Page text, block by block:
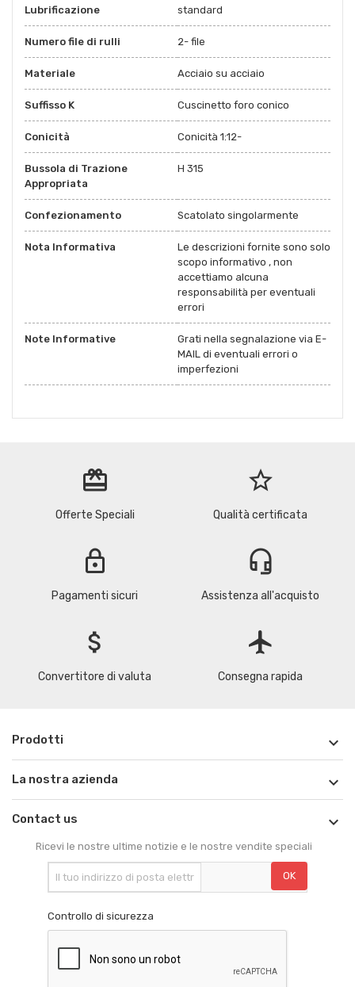
Lubrificazione standard
Numero file di rulli 2- file
Materiale Acciaio su acciaio
Suffisso K Cuscinetto foro conico
Conicità Conicità 1:12-
Bussola di Trazione
Appropriata
H 315
Confezionamento Scatolato singolarmente
Nota Informativa
Le descrizioni fornite sono solo
scopo informativo , non
accettiamo alcuna
responsabilità per eventuali
errori
Note Informative
Grati nella segnalazione via E-
MAIL di eventuali errori o
imperfezioni
redeem
Offerte Speciali
star_border
Qualità certificata
lock
Pagamenti sicuri
headset_mic
Assistenza all'acquisto
attach_money
Convertitore di valuta
flight
Consegna rapida
Prodotti 
La nostra azienda 
Contact us 
Ricevi le nostre ultime notizie e le nostre vendite speciali
Controllo di sicurezza